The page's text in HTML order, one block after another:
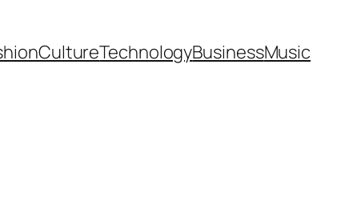
CultureTechnologyBusinessMusic